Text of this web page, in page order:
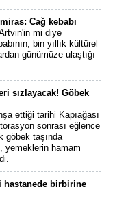
Cağ kebabı
mi diye
bin yıllık kültürel
günümüze ulaştığı
sızlayacak! Göbek
ettiği tarihi Kapıağası
sonrası eğlence
göbek taşında
yemeklerin hamam
hastanede birbirine